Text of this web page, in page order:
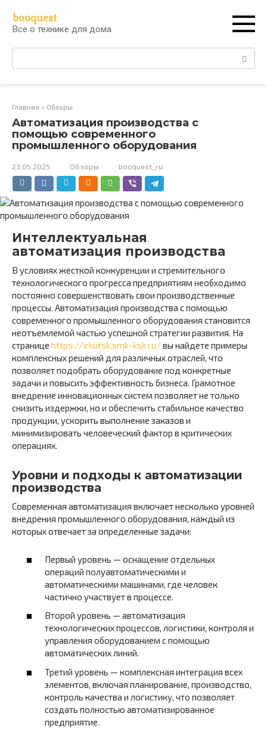
контенту
booquest
Все о технике для дома
Поиск:
Главная » Обзоры
Автоматизация производства с
помощью современного
промышленного оборудования
23.05.2025 Обзоры booquest_ru
Интеллектуальная
автоматизация производства
В условиях жесткой конкуренции и стремительного
технологического прогресса предприятиям необходимо
постоянно совершенствовать свои производственные
процессы. Автоматизация производства с помощью
современного промышленного оборудования становится
неотъемлемой частью успешной стратегии развития. На
странице https://irkutsk.smk-ksk.ru/ вы найдете примеры
комплексных решений для различных отраслей, что
позволяет подобрать оборудование под конкретные
задачи и повысить эффективность бизнеса. Грамотное
внедрение инновационных систем позволяет не только
снизить издержки, но и обеспечить стабильное качество
продукции, ускорить выполнение заказов и
минимизировать человеческий фактор в критических
операциях.
Уровни и подходы к автоматизации
производства
Современная автоматизация включает несколько уровней
внедрения промышленного оборудования, каждый из
которых отвечает за определенные задачи:
Первый уровень — оснащение отдельных
операций полуавтоматическими и
автоматическими машинами, где человек
частично участвует в процессе.
Второй уровень — автоматизация
технологических процессов, логистики, контроля и
управления оборудованием с помощью
автоматических линий.
Третий уровень — комплексная интеграция всех
элементов, включая планирование, производство,
контроль качества и логистику, что позволяет
создать полностью автоматизированное
предприятие.